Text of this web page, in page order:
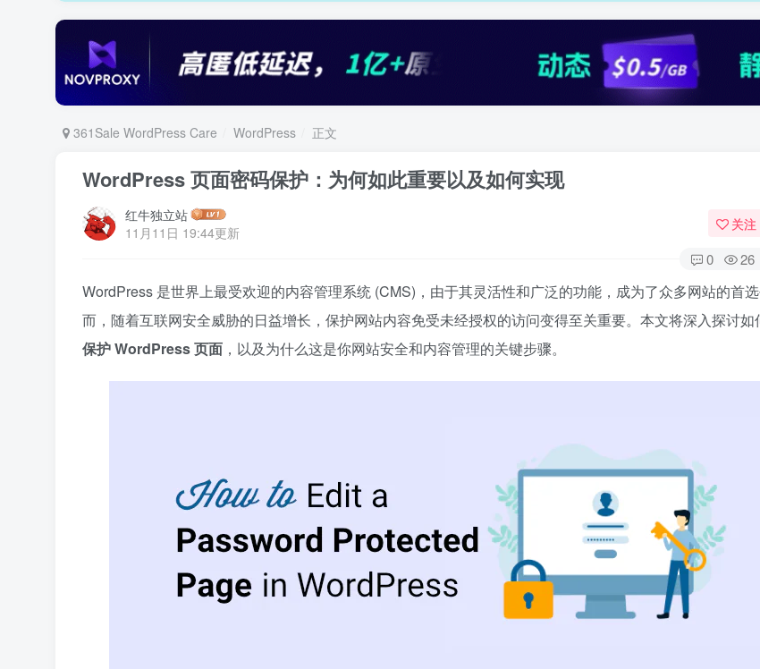
361Sale WordPress Care WordPress 正文
WordPress 页面密码保护：为何如此重要以及如何实现
红牛独立站
11月11日 19:44更新
关注
0 26
WordPress 是世界上最受欢迎的内容管理系统 (CMS)，由于其灵活性和广泛的功能，成为了众多网站的首
而，随着互联网安全威胁的日益增长，保护网站内容免受未经授权的访问变得至关重要。本文将深入探讨如
保护 WordPress 页面 ，以及为什么这是你网站安全和内容管理的关键步骤。